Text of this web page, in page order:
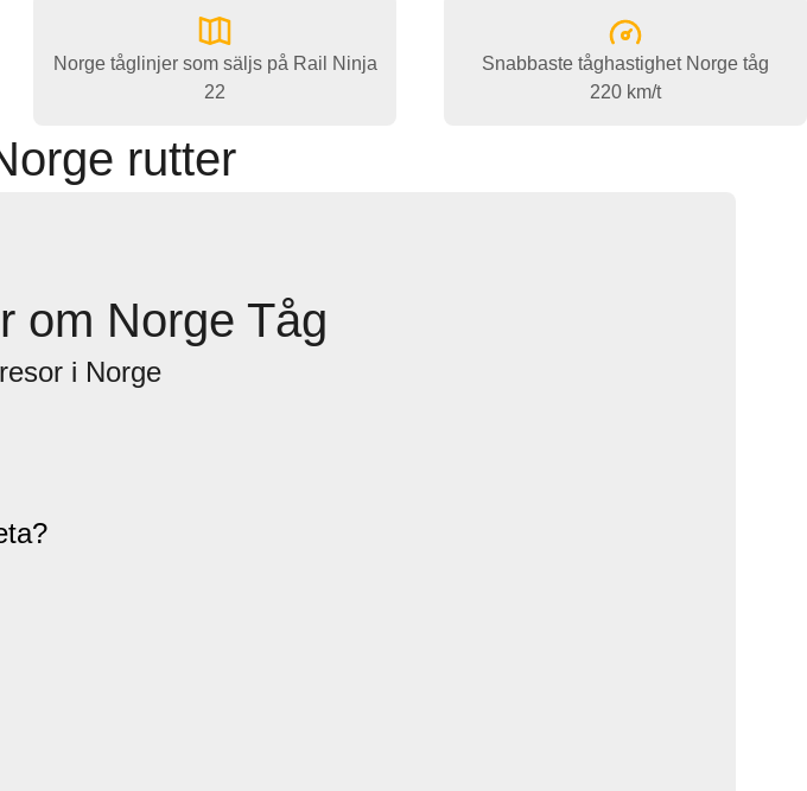
Norge tåglinjer som säljs på Rail Ninja
22
Snabbaste tåghastighet Norge tåg
220 km/t
rutter
om Norge Tåg
i Norge